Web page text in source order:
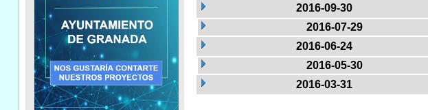
2016-09-30
2016-07-29
2016-06-24
2016-05-30
2016-03-31